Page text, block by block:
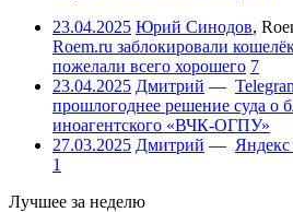
23.04.2025 Юрий Синодов,
Roem.ru заблокировали
пожелали всего хорошего 7
23.04.2025 Дмитрий —
прошлогоднее решение суда о
иноагентского «ВЧК-ОГПУ»
27.03.2025 Дмитрий — Яндекс
1
Лучшее за неделю